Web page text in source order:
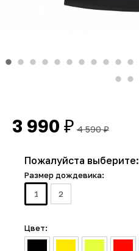
3 990 ₽ 4 590₽
Пожалуйста выберите:
Размер дождевика:
1
2
Цвет: